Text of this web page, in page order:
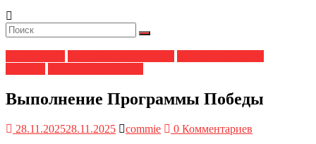
Выполнение Программы Победы
28.11.202528.11.2025 commie 0 Комментариев